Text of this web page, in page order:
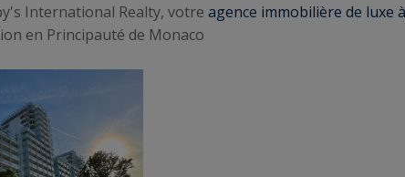
International Realty, votre agence immobilière de luxe
en Principauté de Monaco